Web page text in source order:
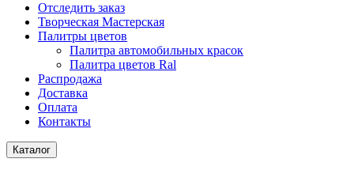
Отследить заказ
Творческая Мастерская
Палитры цветов
Палитра автомобильных красок
Палитра цветов Ral
Распродажа
Доставка
Оплата
Контакты
Каталог